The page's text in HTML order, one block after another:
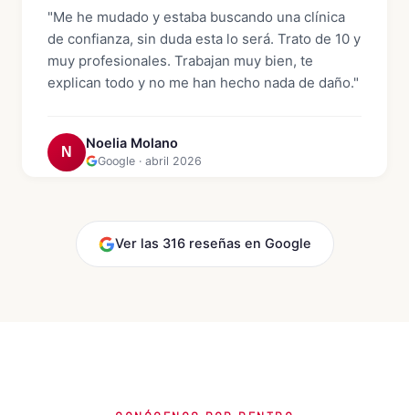
"Me he mudado y estaba buscando una clínica
de confianza, sin duda esta lo será. Trato de 10 y
muy profesionales. Trabajan muy bien, te
explican todo y no me han hecho nada de daño."
N
Noelia Molano
Google · abril 2026
Ver las 316 reseñas en Google